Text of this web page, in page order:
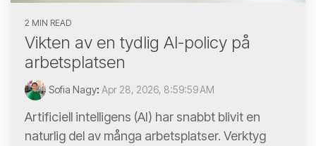
2 MIN READ
Vikten av en tydlig AI-policy på
arbetsplatsen
Sofia Nagy: Apr 28, 2026, 8:59:59 AM
Artificiell intelligens (AI) har snabbt blivit en
naturlig del av många arbetsplatser. Verktyg